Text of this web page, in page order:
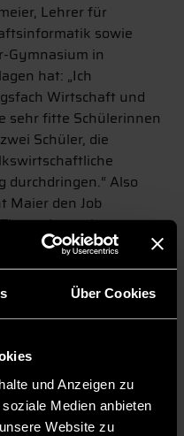
Über Cookies
und Anzeigen zu
Medien anbieten
Website zu
Lehrer für
sowie
Gymnasium in
hat: „Ich
Wirtschaft und
sehr fitte Schülerinnen
Schüler, die
durchdringen.“ Also
Maier den Job
intensiv
als Gesprächslinie
in unserem
– stay tuned.
ich meine – und völlig
Melissa Greiler und
durften